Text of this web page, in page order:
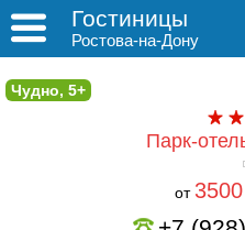
Гостиницы
Ростова-на-Дону
Чудно, 5+
Парк-
от 3500